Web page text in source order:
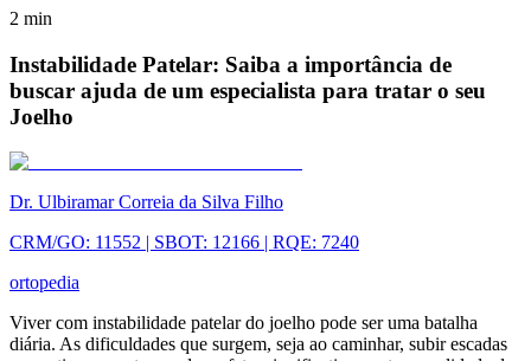
2 min
Instabilidade Patelar: Saiba a importância de
buscar ajuda de um especialista para tratar o seu
Joelho
Dr. Ulbiramar Correia da Silva Filho
CRM/GO: 11552 | SBOT: 12166 | RQE: 7240
ortopedia
Viver com instabilidade patelar do joelho pode ser uma batalha
diária. As dificuldades que surgem, seja ao caminhar, subir escadas